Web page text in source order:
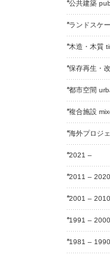
公共建築
ランドスケ
木造・木質
保存再生・
都市空間
複合施設
海外プロジ
2021 –
2011 – 2020
2001 – 2010
1991 – 2000
1981 – 1990